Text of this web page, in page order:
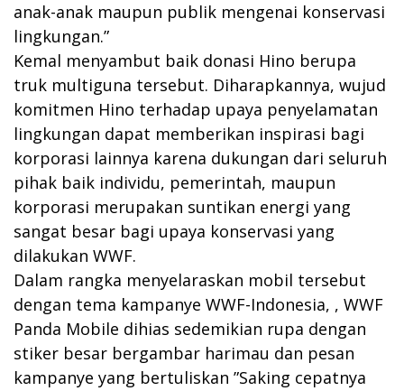
anak-anak maupun publik mengenai konservasi
lingkungan.”
Kemal menyambut baik donasi Hino berupa
truk multiguna tersebut. Diharapkannya, wujud
komitmen Hino terhadap upaya penyelamatan
lingkungan dapat memberikan inspirasi bagi
korporasi lainnya karena dukungan dari seluruh
pihak baik individu, pemerintah, maupun
korporasi merupakan suntikan energi yang
sangat besar bagi upaya konservasi yang
dilakukan WWF.
Dalam rangka menyelaraskan mobil tersebut
dengan tema kampanye WWF-Indonesia, , WWF
Panda Mobile dihias sedemikian rupa dengan
stiker besar bergambar harimau dan pesan
kampanye yang bertuliskan ”Saking cepatnya